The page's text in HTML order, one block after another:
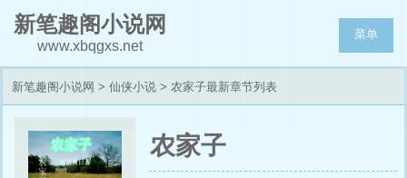
新笔趣阁小说网
www.xbqgxs.net
菜单
新笔趣阁小说网 > 仙侠小说 > 农家子最新章节列表
农家子